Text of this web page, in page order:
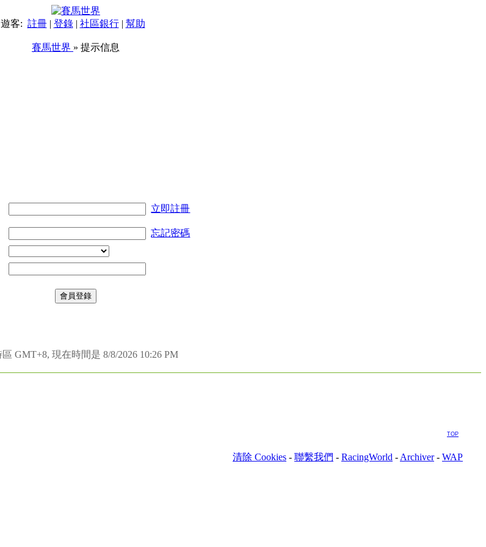
遊客: 註冊| 登錄| 社區銀行| 幫助
賽馬世界 » 提示信息
立即註冊
忘記密碼
GMT+8, 現在時間是 8/8/2026 10:26 PM
TOP
清除 Cookies - 聯繫我們 - RacingWorld - Archiver- WAP